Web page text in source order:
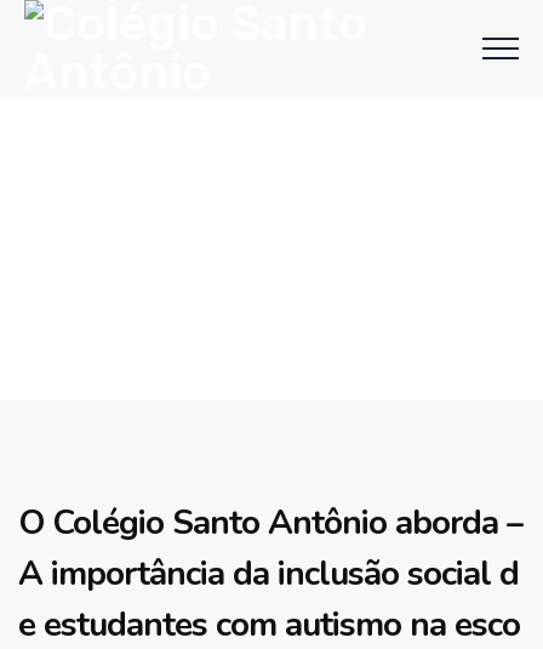
O Colégio Santo Antônio aborda –
A importância da inclusão social d
e estudantes com autismo na esco